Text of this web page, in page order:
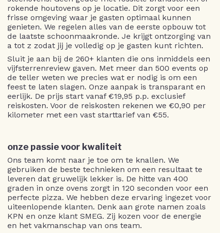
rokende houtovens op je locatie. Dit zorgt voor een
frisse omgeving waar je gasten optimaal kunnen
genieten. We regelen alles van de eerste opbouw tot
de laatste schoonmaakronde. Je krijgt ontzorging van
a tot z zodat jij je volledig op je gasten kunt richten.
Sluit je aan bij de 260+ klanten die ons inmiddels een
vijfsterrenreview gaven. Met meer dan 500 events op
de teller weten we precies wat er nodig is om een
feest te laten slagen. Onze aanpak is transparant en
eerlijk. De prijs start vanaf €19,95 p.p. exclusief
reiskosten. Voor de reiskosten rekenen we €0,90 per
kilometer met een vast starttarief van €55.
onze passie voor kwaliteit
Ons team komt naar je toe om te knallen. We
gebruiken de beste technieken om een resultaat te
leveren dat gruwelijk lekker is. De hitte van 400
graden in onze ovens zorgt in 120 seconden voor een
perfecte pizza. We hebben deze ervaring ingezet voor
uiteenlopende klanten. Denk aan grote namen zoals
KPN en onze klant SMEG. Zij kozen voor de energie
en het vakmanschap van ons team.